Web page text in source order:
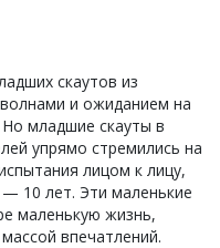
скаутов из
и ожиданием на
младшие скауты в
упрямо стремились на
лицом к лицу,
10 лет. Эти маленькие
маленькую жизнь,
впечатлений.